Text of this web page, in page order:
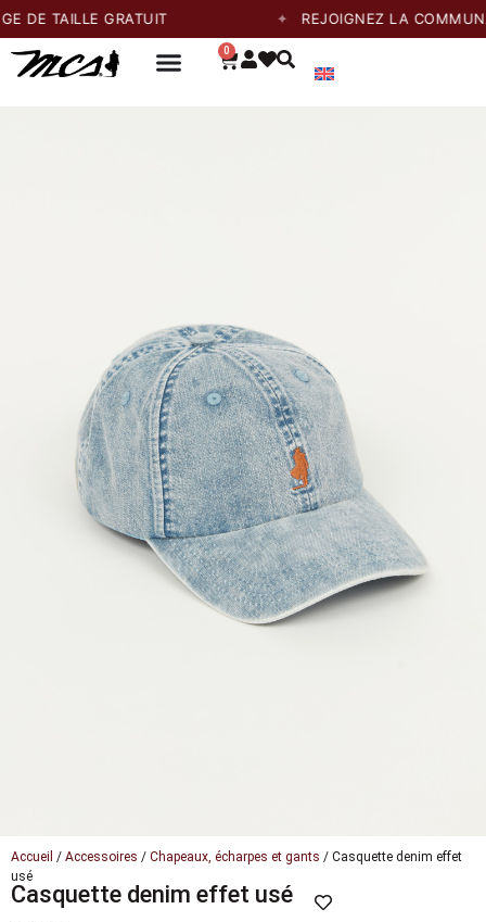
TAILLE GRATUIT REJOIGNEZ LA
0
Accueil / Accessoires / Chapeaux, écharpes et gants / Casquette denim effet
usé
Casquette denim effet usé